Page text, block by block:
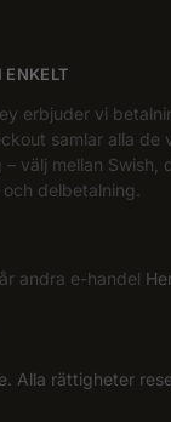
ENKELT
erbjuder vi
samlar alla de
– välj mellan Swish,
delbetalning.
andra e-handel
Alla rättigheter